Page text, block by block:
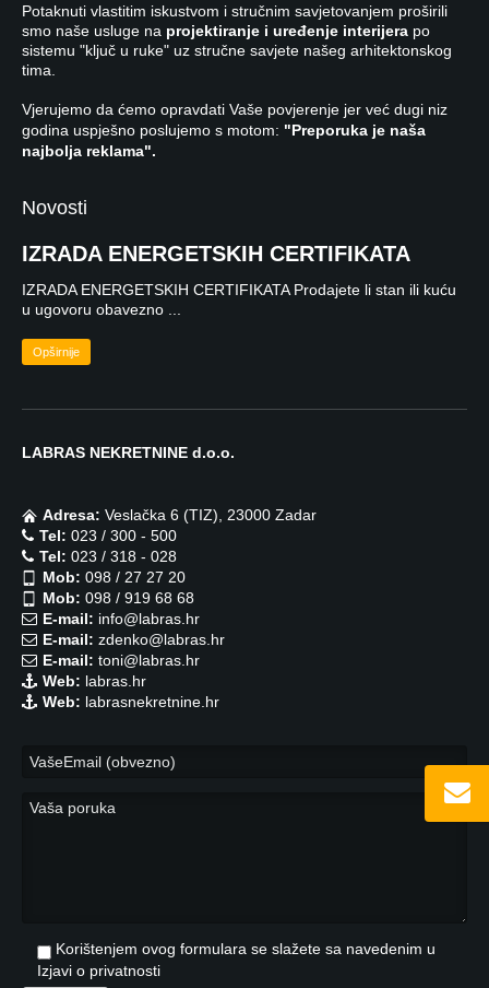
Potaknuti vlastitim iskustvom i stručnim savjetovanjem proširili
smo naše usluge na projektiranje i uređenje interijera po
sistemu "ključ u ruke" uz stručne savjete našeg arhitektonskog
tima.
Vjerujemo da ćemo opravdati Vaše povjerenje jer već dugi niz
godina uspješno poslujemo s motom: "Preporuka je naša
najbolja reklama".
Novosti
IZRADA ENERGETSKIH CERTIFIKATA
IZRADA ENERGETSKIH CERTIFIKATA Prodajete li stan ili kuću
u ugovoru obavezno ...
Opširnije
LABRAS NEKRETNINE d.o.o.
Adresa: Veslačka 6 (TIZ), 23000 Zadar
Tel: 023 / 300 - 500
Tel: 023 / 318 - 028
Mob: 098 / 27 27 20
Mob: 098 / 919 68 68
E-mail: info@labras.hr
E-mail: zdenko@labras.hr
E-mail: toni@labras.hr
Web: labras.hr
Web: labrasnekretnine.hr
Korištenjem ovog formulara se slažete sa navedenim u
Izjavi o privatnosti